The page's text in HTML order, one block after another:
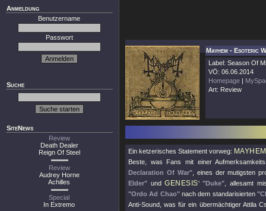
Anmeldung
Benutzername
Passwort
Suche
SiteNews
Review
Death Dealer
Reign Of Steel
Review
Audrey Horne
Achilles
Special
In Extremo
Mayhem - Esoteric
Label: Season Of
VÖ: 06.06.2014
Homepage |
Art: Review
Ein ketzerisches Statement vorweg: MAYHEM
Beste, was Fans mit einer
Declaration Of War", eines der mutigsten
Elder" undGENESIS'"Duke" , allesamt
"Ordo Ad Chao"nach dem standarisierten
Anti-Sound, was für ein übermächtiger Attila